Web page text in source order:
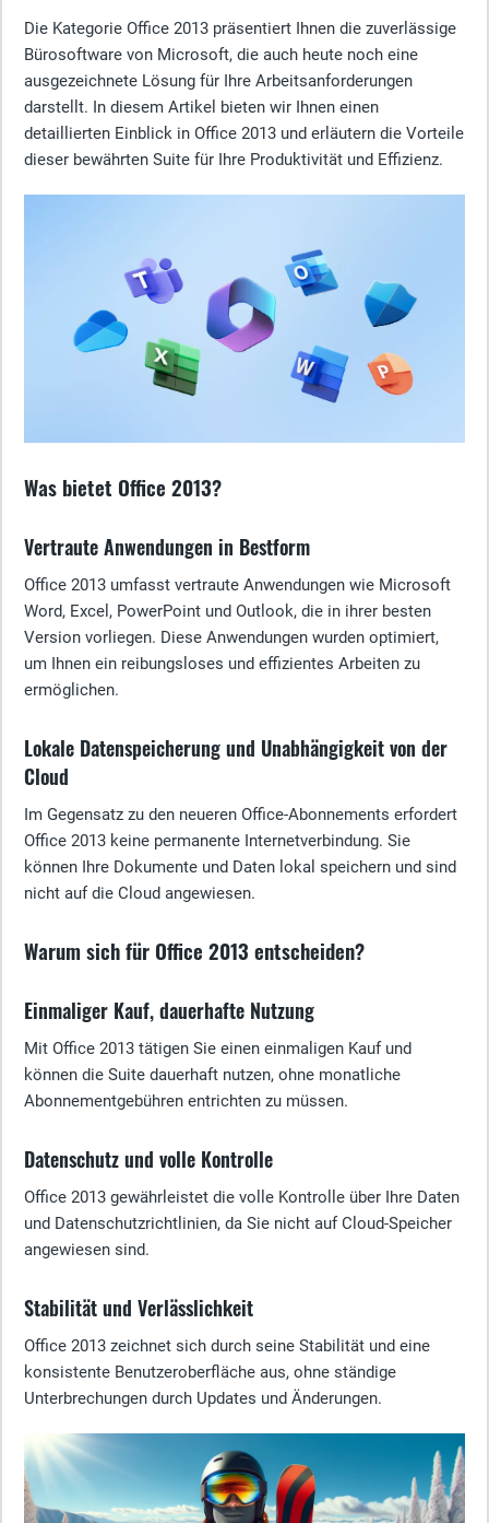
Die Kategorie Office 2013 präsentiert Ihnen die zuverlässige
Bürosoftware von Microsoft, die auch heute noch eine
ausgezeichnete Lösung für Ihre Arbeitsanforderungen
darstellt. In diesem Artikel bieten wir Ihnen einen
detaillierten Einblick in Office 2013 und erläutern die Vorteile
dieser bewährten Suite für Ihre Produktivität und Effizienz.
Was bietet Office 2013?
Vertraute Anwendungen in Bestform
Office 2013 umfasst vertraute Anwendungen wie Microsoft
Word, Excel, PowerPoint und Outlook, die in ihrer besten
Version vorliegen. Diese Anwendungen wurden optimiert,
um Ihnen ein reibungsloses und effizientes Arbeiten zu
ermöglichen.
Lokale Datenspeicherung und Unabhängigkeit von der
Cloud
Im Gegensatz zu den neueren Office-Abonnements erfordert
Office 2013 keine permanente Internetverbindung. Sie
können Ihre Dokumente und Daten lokal speichern und sind
nicht auf die Cloud angewiesen.
Warum sich für Office 2013 entscheiden?
Einmaliger Kauf, dauerhafte Nutzung
Mit Office 2013 tätigen Sie einen einmaligen Kauf und
können die Suite dauerhaft nutzen, ohne monatliche
Abonnementgebühren entrichten zu müssen.
Datenschutz und volle Kontrolle
Office 2013 gewährleistet die volle Kontrolle über Ihre Daten
und Datenschutzrichtlinien, da Sie nicht auf Cloud-Speicher
angewiesen sind.
Stabilität und Verlässlichkeit
Office 2013 zeichnet sich durch seine Stabilität und eine
konsistente Benutzeroberfläche aus, ohne ständige
Unterbrechungen durch Updates und Änderungen.